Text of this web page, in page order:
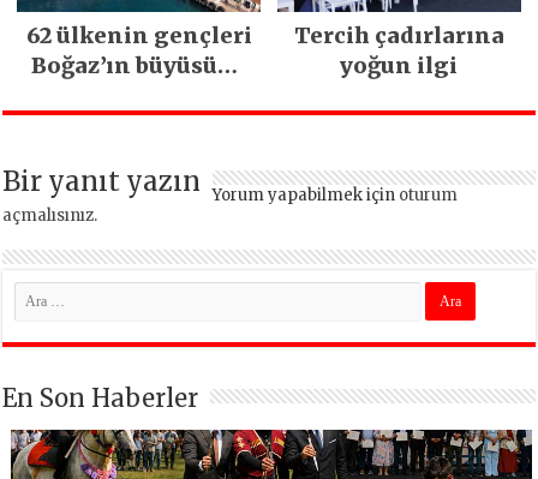
62 ülkenin gençleri
Boğaz’ın büyüsüne
Tercih çadırlarına
yoğun ilgi
Bir yanıt yazın Yorum yapabilmek için oturum
açmalısınız.
En Son Haberler